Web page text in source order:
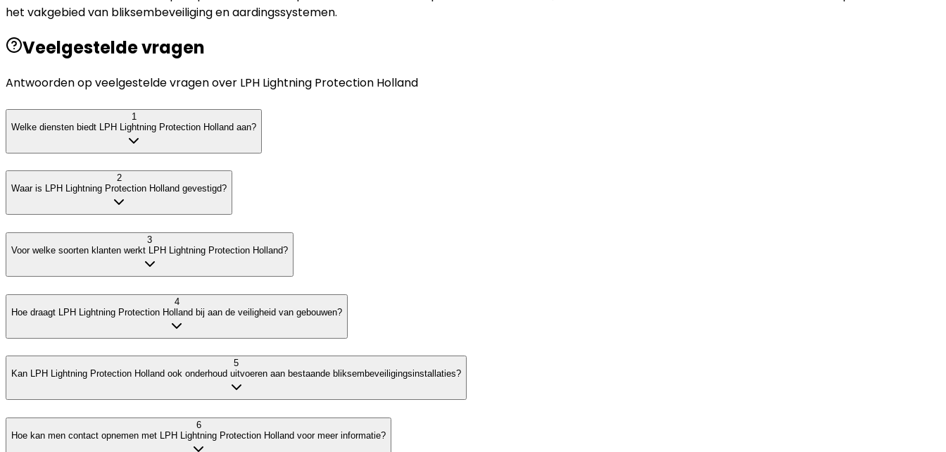
het vakgebied van bliksembeveiliging en aardingssystemen.
Veelgestelde vragen
Antwoorden op veelgestelde vragen over LPH Lightning Protection Holland
1
Welke diensten biedt LPH Lightning Protection Holland aan?
2
Waar is LPH Lightning Protection Holland gevestigd?
3
Voor welke soorten klanten werkt LPH Lightning Protection Holland?
4
Hoe draagt LPH Lightning Protection Holland bij aan de veiligheid van gebouwen?
5
Kan LPH Lightning Protection Holland ook onderhoud uitvoeren aan bestaande bliksembeveiligingsinstallaties?
6
Hoe kan men contact opnemen met LPH Lightning Protection Holland voor meer informatie?